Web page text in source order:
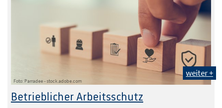
Foto: Parradee - stock.adobe.com
weiter +
Betrieblicher Arbeitsschutz